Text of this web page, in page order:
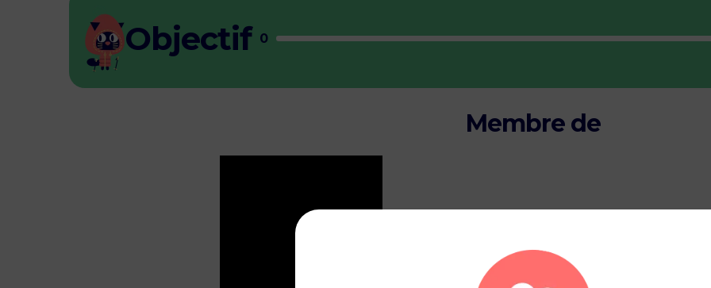
Objectif 0
Membre de